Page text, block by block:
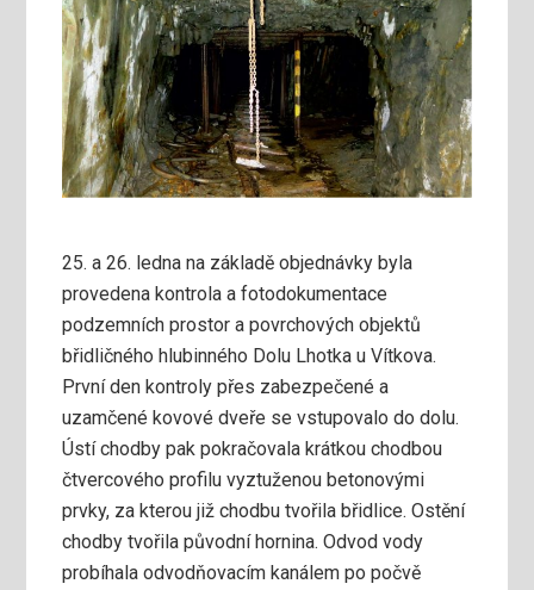
25. a 26. ledna na základě objednávky byla
provedena kontrola a fotodokumentace
podzemních prostor a povrchových objektů
břidličného hlubinného Dolu Lhotka u Vítkova.
První den kontroly přes zabezpečené a
uzamčené kovové dveře se vstupovalo do dolu.
Ústí chodby pak pokračovala krátkou chodbou
čtvercového profilu vyztuženou betonovými
prvky, za kterou již chodbu tvořila břidlice. Ostění
chodby tvořila původní hornina. Odvod vody
probíhala odvodňovacím kanálem po počvě